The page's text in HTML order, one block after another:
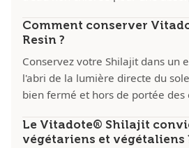
Comment conserver
Resin ?
Conservez votre Shilajit dans un
l'abri de la lumière directe du
bien fermé et hors de portée des
Le Vitadote® Shilajit
végétariens et végétaliens